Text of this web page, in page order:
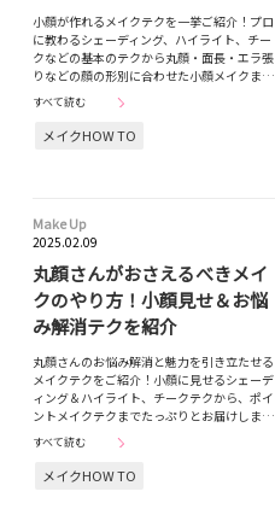
小顔が作れるメイクテクを一挙ご紹介！プロ
に教わるシェーディング、ハイライト、チー
クなどの基本のテクから丸顔・面長・エラ張
りなどの顔の形別に合わせた小顔メイクま…
すべて読む
メイクHOW TO
Make Up
2025.02.09
丸顔さんがおさえるべきメイ
クのやり方！小顔見せ＆お悩
み解消テクを紹介
丸顔さんのお悩み解消と魅力を引き立たせる
メイクテクをご紹介！小顔に見せるシェーデ
ィング＆ハイライト、チークテクから、ポイ
ントメイクテクまでたっぷりとお届けしま…
すべて読む
メイクHOW TO